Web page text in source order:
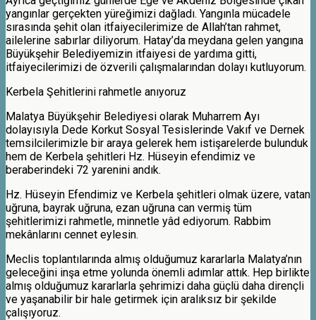
yangınlar gerçekten yüreğimizi dağladı. Yangınla mücadele
sırasında şehit olan itfaiyecilerimize de Allah’tan rahmet,
ailelerine sabırlar diliyorum. Hatay’da meydana gelen yangına
Büyükşehir Belediyemizin itfaiyesi de yardıma gitti,
itfaiyecilerimizi de özverili çalışmalarından dolayı kutluyorum.
Kerbela Şehitlerini rahmetle anıyoruz
Malatya Büyükşehir Belediyesi olarak Muharrem Ayı
dolayısıyla Dede Korkut Sosyal Tesislerinde Vakıf ve Dernek
temsilcilerimizle bir araya gelerek hem istişarelerde bulunduk
hem de Kerbela şehitleri Hz. Hüseyin efendimiz ve
beraberindeki 72 yarenini andık.
Hz. Hüseyin Efendimiz ve Kerbela şehitleri olmak üzere, vatan
uğruna, bayrak uğruna, ezan uğruna can vermiş tüm
şehitlerimizi rahmetle, minnetle yâd ediyorum. Rabbim
mekânlarını cennet eylesin.
Meclis toplantılarında almış olduğumuz kararlarla Malatya’nın
geleceğini inşa etme yolunda önemli adımlar attık. Hep birlikte
almış olduğumuz kararlarla şehrimizi daha güçlü daha dirençli
ve yaşanabilir bir hale getirmek için aralıksız bir şekilde
çalışıyoruz.